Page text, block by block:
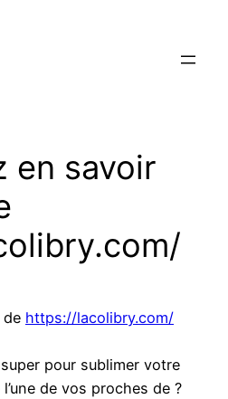
en savoir
de https://lacolibry.com/
pour sublimer votre
de vos proches de ?